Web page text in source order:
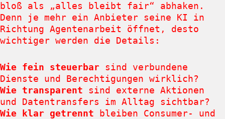
bloß als „alles bleibt fair“ abhaken.
Denn je mehr ein Anbieter seine KI in
Richtung Agentenarbeit öffnet, desto
wichtiger werden die Details:
Wie fein steuerbar sind verbundene
Dienste und Berechtigungen wirklich?
Wie transparent sind externe Aktionen
und Datentransfers im Alltag sichtbar?
Wie klar getrennt bleiben Consumer- und